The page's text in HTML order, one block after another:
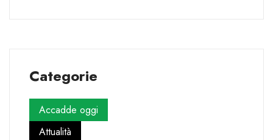
Categorie
Accadde oggi
Attualità